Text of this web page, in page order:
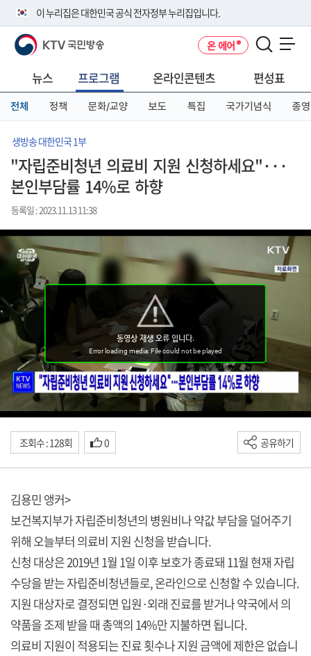
이 누리집은 대한민국 공식 전자정부 누리집입니다.
공식 누리집 주소 확인하기
니다.
이밖에 or.kr 또는 .kr등 다른 도메인 주소를 사용하고 있다면 아래 URL에
서 도메인 주소를 확인해 보세요
KTV 국민방송 온 에어
뉴스 프로그램 온라인콘텐츠 편성표
전체 정책 문화/교양 보도 특집 국가기념식 종영
생방송 대한민국 1부
"자립준비청년 의료비 지원 신청하세요"···
본인부담률 14%로 하향
등록일 : 2023.11.13 11:38
조회수 : 128회 0 공유하기
김용민 앵커>
보건복지부가 자립준비청년의 병원비나 약값 부담을 덜어주기
위해 오늘부터 의료비 지원 신청을 받습니다.
신청 대상은 2019년 1월 1일 이후 보호가 종료돼 11월 현재 자립
수당을 받는 자립준비청년들로, 온라인으로 신청할 수 있습니다.
지원 대상자로 결정되면 입원·외래 진료를 받거나 약국에서 의
약품을 조제 받을 때 총액의 14%만 지불하면 됩니다.
의료비 지원이 적용되는 진료 횟수나 지원 금액에 제한은 없습니